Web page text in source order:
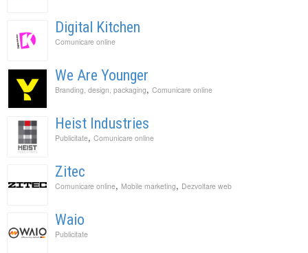
Digital Kitchen
Comunicare online
We Are Younger
Branding, design, packaging, Comunicare online
Heist Industries
Publicitate, Comunicare online
Zitec
Comunicare online, Mobile marketing, Dezvoltare web
Waio
Publicitate